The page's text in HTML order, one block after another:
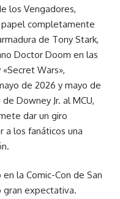
los Vengadores,
completamente
de Tony Stark,
Doctor Doom en las
Wars»,
de 2026 y mayo de
Downey Jr. al MCU,
dar un giro
a los fanáticos una
la Comic-Con de San
gran expectativa.